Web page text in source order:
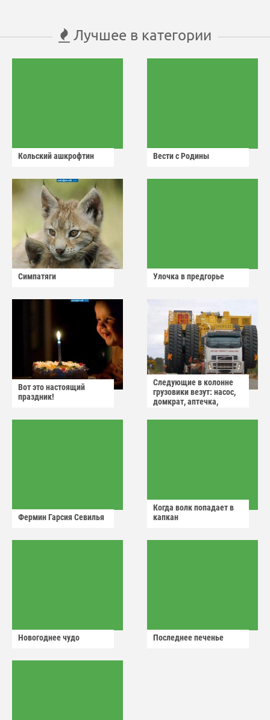
Лучшее в категории
Кольский ашкрофтин Вести с Родины
Симпатяги Улочка в предгорье
Вот это настоящий
праздник!
Следующие в колонне
грузовики везут: насос,
домкрат, аптечка,
Фермин Гарсия Севилья
Когда волк попадает в
капкан
Новогоднее чудо Последнее печенье